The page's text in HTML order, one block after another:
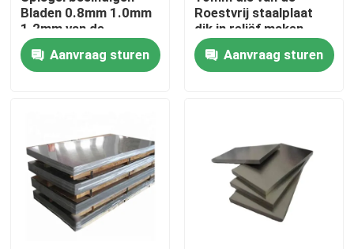
Thuis
Bladen 0.8mm 1.0mm
1.2mm van de
Roestvrij staalplaat
Aanvraag sturen
Roestvrij staalplaat
dik in reliëf maken
Aanvraag sturen